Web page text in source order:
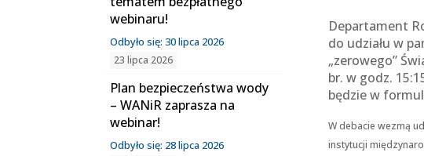
Departament
do udziału w
„zerowego”
br. w godz.
będzie w
W debacie wezmą
instytucji
webinaru!
Odbyło się: 30 lipca 2026
23 lipca 2026
Plan bezpieczeństwa wody
– WANiR zaprasza na
webinar!
Odbyło się: 28 lipca 2026